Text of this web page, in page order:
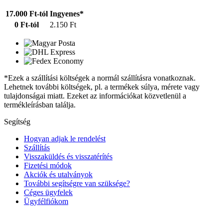
17.000 Ft-tól Ingyenes*
0 Ft-tól
2.150 Ft
*Ezek a szállítási költségek a normál szállításra vonatkoznak.
Lehetnek további költségek, pl. a termékek súlya, mérete vagy
tulajdonságai miatt. Ezeket az információkat közvetlenül a
termékleírásban találja.
Segítség
Hogyan adjak le rendelést
Szállítás
Visszaküldés és visszatérítés
Fizetési módok
Akciók és utalványok
További segítségre van szüksége?
Céges ügyfelek
Ügyfélfiókom